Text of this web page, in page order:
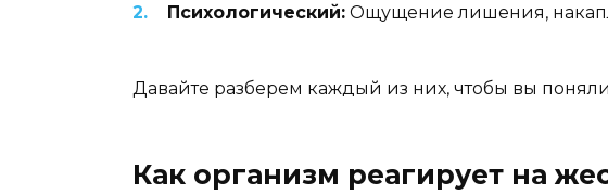
Психологический: Ощущение лишения,
Давайте разберем каждый из них, чтобы вы
Как организм реагирует на